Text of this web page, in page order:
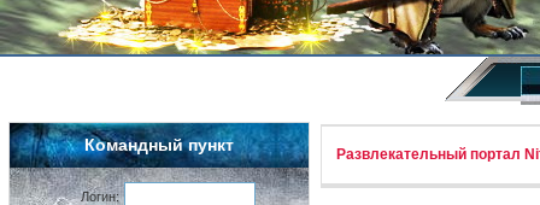
Командный пункт
Логин:
Развлекательный портал